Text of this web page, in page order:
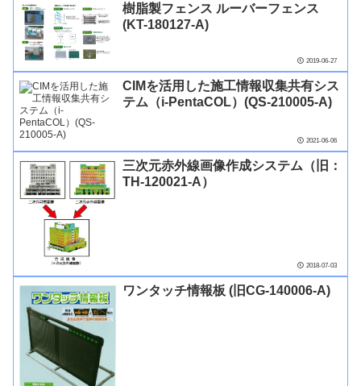
樹脂製フェンス ルーバーフェンス
(KT-180127-A)
2019-06-27
CIMを活用した施工情報収集共有シス
テム（i-PentaCOL）(QS-210005-A)
2021-06-06
三次元赤外線画像作成システム（旧：
TH-120021-A）
2018-07-03
ワンタッチ情報板 (旧CG-140006-A)